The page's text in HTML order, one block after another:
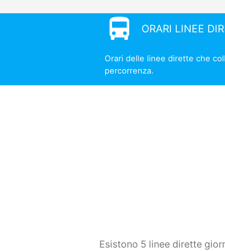
directions_bus ORARI LINEE
Orari delle linee dirette che
percorrenza.
Esistono 5 linee dirette